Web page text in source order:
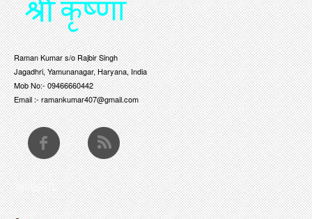
Raman Kumar s/o Rajbir Singh
Jagadhri, Yamunanagar, Haryana, India
Mob No:- 09466660442
Email :- ramankumar407@gmail.com
THOUGHTS